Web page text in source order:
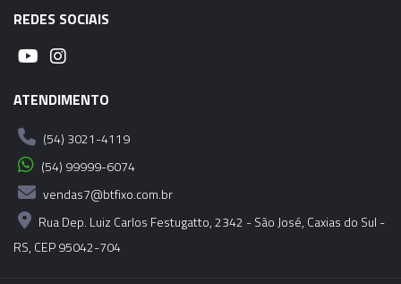
REDES SOCIAIS
ATENDIMENTO
(54) 3021-4119
(54) 99999-6074
vendas7@btfixo.com.br
Rua Dep. Luiz Carlos Festugatto, 2342 - São José, Caxias do Sul -
RS, CEP 95042-704